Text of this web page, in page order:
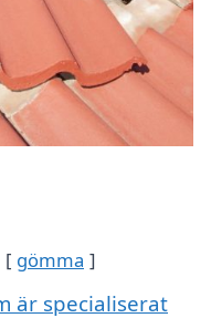
gömma
är specialiserat